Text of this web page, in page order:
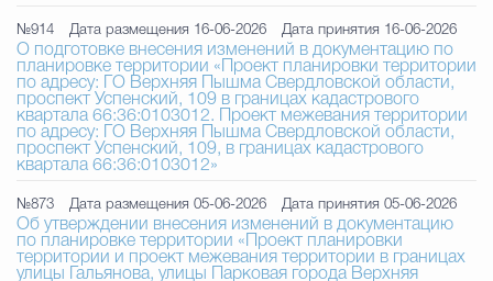
Государственные организации
Открытые
№914 Дата размещения 16-06-2026 Дата принятия 16-06-2026
О подготовке внесения изменений в документацию по
планировке территории «Проект планировки территории
по адресу: ГО Верхняя Пышма Свердловской области,
проспект Успенский, 109 в границах кадастрового
квартала 66:36:0103012. Проект межевания территории
по адресу: ГО Верхняя Пышма Свердловской области,
проспект Успенский, 109, в границах кадастрового
квартала 66:36:0103012»
№873 Дата размещения 05-06-2026 Дата принятия 05-06-2026
Об утверждении внесения изменений в документацию
по планировке территории «Проект планировки
территории и проект межевания территории в границах
улицы Гальянова, улицы Парковая города Верхняя